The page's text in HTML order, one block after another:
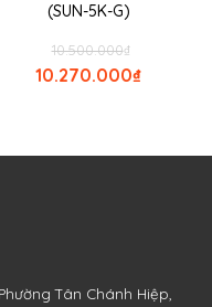
(SUN-5K-G)
₫
10.500.000
₫
10.270.000
Tân Chánh Hiệp,